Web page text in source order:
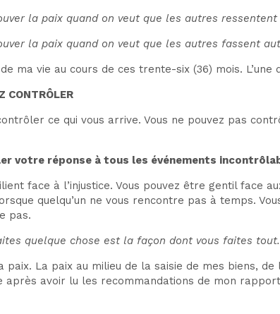
la paix quand on veut que les autres
la paix quand on veut que les autres fassent
ma vie au cours de ces trente-six (36) mois.
CONTRÔLER
ce qui vous arrive. Vous ne pouvez pas
votre réponse à tous les événements
face à l’injustice. Vous pouvez être gentil face
quelqu’un ne vous rencontre pas à temps.
pas.
quelque chose est la façon dont vous faites tout.
paix. La paix au milieu de la saisie de mes biens,
après avoir lu les recommandations de mon